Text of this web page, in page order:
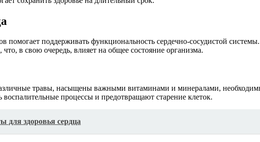
помогает поддерживать функциональность сердечно-сосудистой
в свою очередь, влияет на общее состояние организма.
травы, насыщены важными витаминами и минералами,
процессы и предотвращают старение клеток.
для здоровья сердца